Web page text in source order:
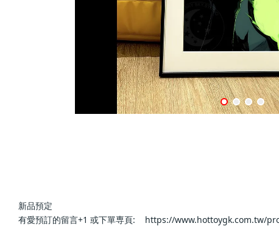
新品預定
有愛預訂的留言+1 或下單専頁:    https://